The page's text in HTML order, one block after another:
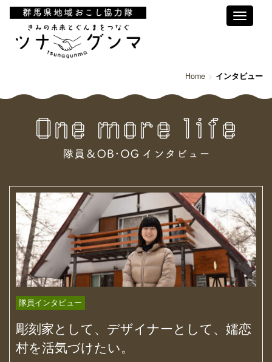
Toggle
Home インタビュー
隊員インタビュー
彫刻家として、デザイナーとして、嬬恋
村を活気づけたい。